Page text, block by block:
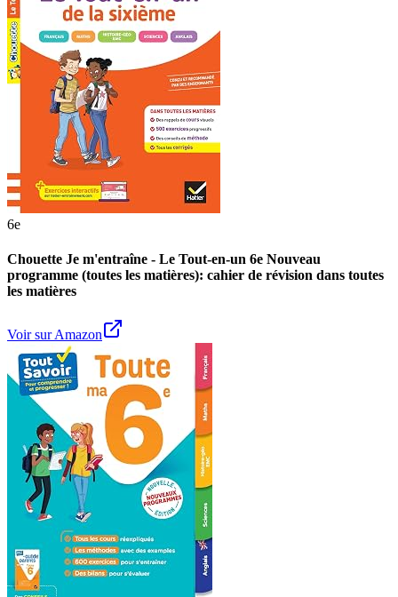
6e
Chouette Je m'entraîne - Le Tout-en-un 6e Nouveau
programme (toutes les matières): cahier de révision dans toutes
les matières
Voir sur Amazon